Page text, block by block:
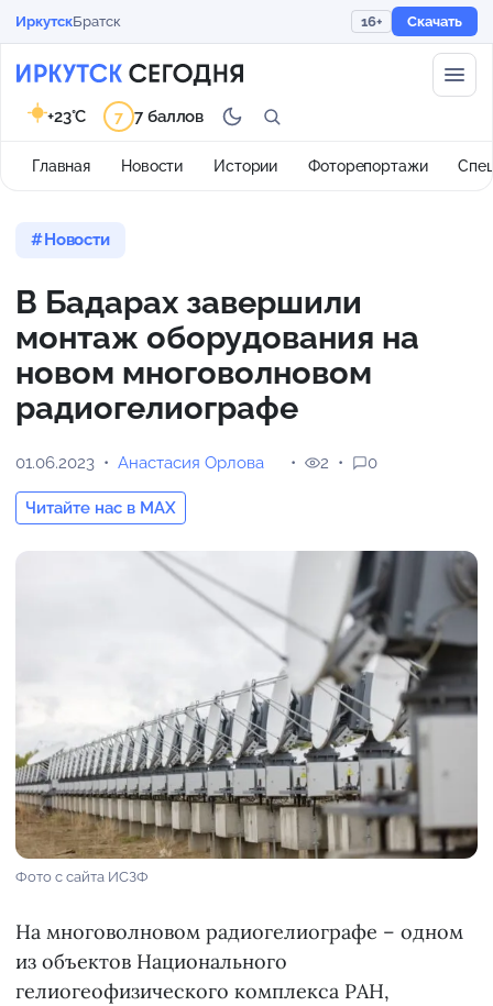
ИркутскБратск 16+ Скачать
Главная Новости Истории Фоторепортажи
+23°C 7 7 баллов
Новости
В Бадарах завершили
монтаж оборудования на
новом многоволновом
радиогелиографе
01.06.2023 Анастасия Орлова
Читайте нас в MAX
2 0
Фото с сайта ИСЗФ
На многоволновом радиогелиографе – одном
из объектов Национального
гелиогеофизического комплекса РАН,